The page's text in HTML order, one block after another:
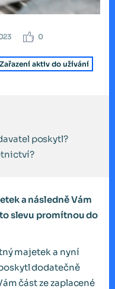
0
Zařazení aktiv do užívání
poskytl?
a následně Vám
slevu promítnou do
majetek a nyní
dodatečně
část ze zaplacené